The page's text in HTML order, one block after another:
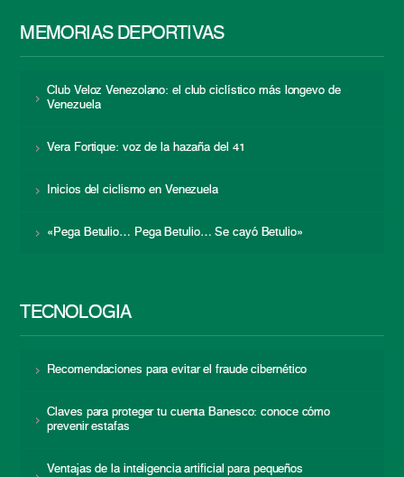
MEMORIAS DEPORTIVAS
Club Veloz Venezolano: el club ciclístico más longevo de
Venezuela
Vera Fortique: voz de la hazaña del 41
Inicios del ciclismo en Venezuela
«Pega Betulio… Pega Betulio… Se cayó Betulio»
TECNOLOGÍA
Recomendaciones para evitar el fraude cibernético
Claves para proteger tu cuenta Banesco: conoce cómo
prevenir estafas
Ventajas de la inteligencia artificial para pequeños